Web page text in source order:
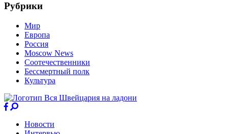
Рубрики
Мир
Европа
Россия
Moscow News
Соотечественники
Бессмертный полк
Культура
Новости